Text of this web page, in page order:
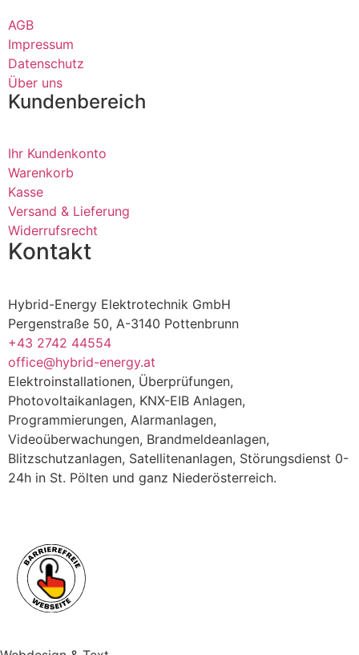
AGB
Impressum
Datenschutz
Über uns
Kundenbereich
Ihr Kundenkonto
Warenkorb
Kasse
Versand & Lieferung
Widerrufsrecht
Kontakt
Hybrid-Energy Elektrotechnik GmbH
Pergenstraße 50, A-3140 Pottenbrunn
+43 2742 44554
office@hybrid-energy.at
Elektroinstallationen, Überprüfungen,
Photovoltaikanlagen, KNX-EIB Anlagen,
Programmierungen, Alarmanlagen,
Videoüberwachungen, Brandmeldeanlagen,
Blitzschutzanlagen, Satellitenanlagen, Störungsdienst 0-
24h in St. Pölten und ganz Niederösterreich.